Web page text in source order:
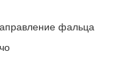
фальца